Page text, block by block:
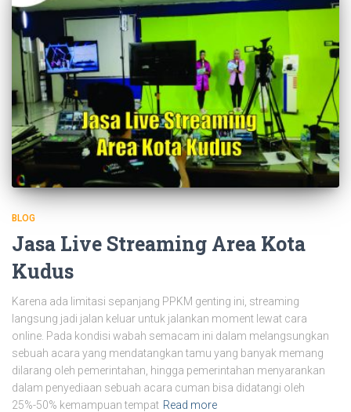
BLOG
Jasa Live Streaming Area Kota
Kudus
Karena ada limitasi sepanjang PPKM genting ini, streaming
langsung jadi jalan keluar untuk jalankan moment lewat cara
online. Pada kondisi wabah semacam ini dalam melangsungkan
sebuah acara yang mendatangkan tamu yang banyak memang
dilarang oleh pemerintahan, hingga pemerintahan menyarankan
dalam penyediaan sebuah acara cuman bisa didatangi oleh
25%-50% kemampuan tempat Read more